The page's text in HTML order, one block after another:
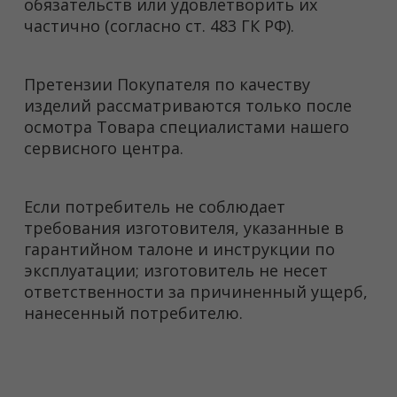
обязательств или удовлетворить их
частично (согласно ст. 483 ГК РФ).
Претензии Покупателя по качеству
изделий рассматриваются только после
осмотра Товара специалистами нашего
сервисного центра.
Если потребитель не соблюдает
требования изготовителя, указанные в
гарантийном талоне и инструкции по
эксплуатации; изготовитель не несет
ответственности за причиненный ущерб,
нанесенный потребителю.